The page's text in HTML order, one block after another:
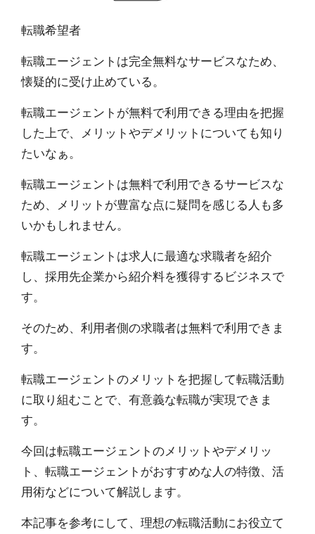
転職希望者
転職エージェントは完全無料なサービスなため、
懐疑的に受け止めている。
転職エージェントが無料で利用できる理由を把握
した上で、メリットやデメリットについても知り
たいなぁ。
転職エージェントは無料で利用できるサービスな
ため、メリットが豊富な点に疑問を感じる人も多
いかもしれません。
転職エージェントは求人に最適な求職者を紹介
し、採用先企業から紹介料を獲得するビジネスで
す。
そのため、利用者側の求職者は無料で利用できま
す。
転職エージェントのメリットを把握して転職活動
に取り組むことで、有意義な転職が実現できま
す。
今回は転職エージェントのメリットやデメリッ
ト、転職エージェントがおすすめな人の特徴、活
用術などについて解説します。
本記事を参考にして、理想の転職活動にお役立て